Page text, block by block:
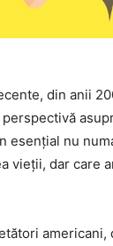
din anii
esenţial nu
vieţii, dar care
americani,